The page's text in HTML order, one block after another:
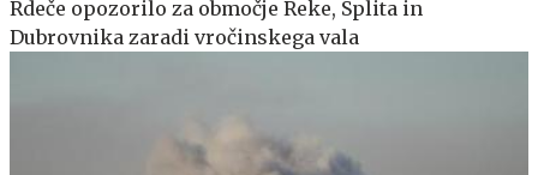
Rdeče opozorilo za območje Reke, Splita in
Dubrovnika zaradi vročinskega vala